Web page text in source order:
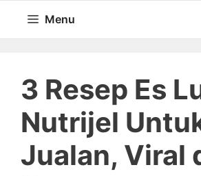
isi
Menu
3 Resep Es
Nutrijel
Jualan, Viral